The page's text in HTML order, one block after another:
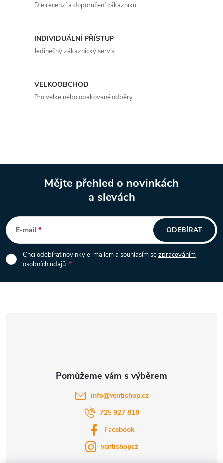
y
p
i
s
u
Dle recenzí a doporučení zákazníků
INDIVIDUÁLNÍ PŘÍSTUP
Jedinečný zákaznický servis
VELKOOBCHOD
Pro velké nebo opakované odběry
á
p
a
Mějte přehled o novinkách
a slevách
E-mail
Chci odebírat novinky e-mailem a souhlasím sezpracováním
osobních údajů.
ODEBÍRAT
info@ventishop.cz
725 927 818
Facebook
ventishopcz